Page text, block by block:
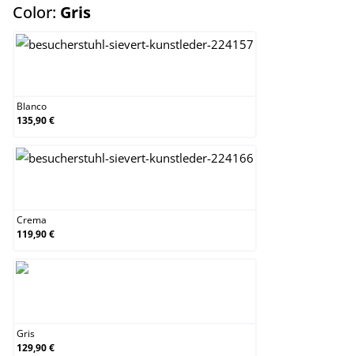
Color: Grisselect
Blanco
135,90 €
Crema
119,90 €
Gris
129,90 €